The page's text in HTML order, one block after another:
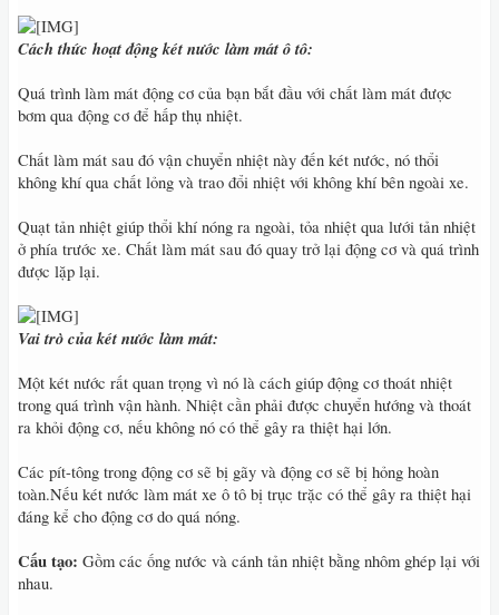
Cách thức hoạt động két nước làm mát ô tô:
Quá trình làm mát động cơ của bạn bắt đầu với chất làm mát được
bơm qua động cơ để hấp thụ nhiệt.
Chất làm mát sau đó vận chuyển nhiệt này đến két nước, nó thổi
không khí qua chất lỏng và trao đổi nhiệt với không khí bên ngoài xe.
Quạt tản nhiệt giúp thổi khí nóng ra ngoài, tỏa nhiệt qua lưới tản nhiệt
ở phía trước xe. Chất làm mát sau đó quay trở lại động cơ và quá trình
được lặp lại.
Vai trò của két nước làm mát:
Một két nước rất quan trọng vì nó là cách giúp động cơ thoát nhiệt
trong quá trình vận hành. Nhiệt cần phải được chuyển hướng và thoát
ra khỏi động cơ, nếu không nó có thể gây ra thiệt hại lớn.
Các pít-tông trong động cơ sẽ bị gãy và động cơ sẽ bị hỏng hoàn
toàn.Nếu két nước làm mát xe ô tô bị trục trặc có thể gây ra thiệt hại
đáng kể cho động cơ do quá nóng.
Cấu tạo: Gồm các ống nước và cánh tản nhiệt bằng nhôm ghép lại với
nhau.